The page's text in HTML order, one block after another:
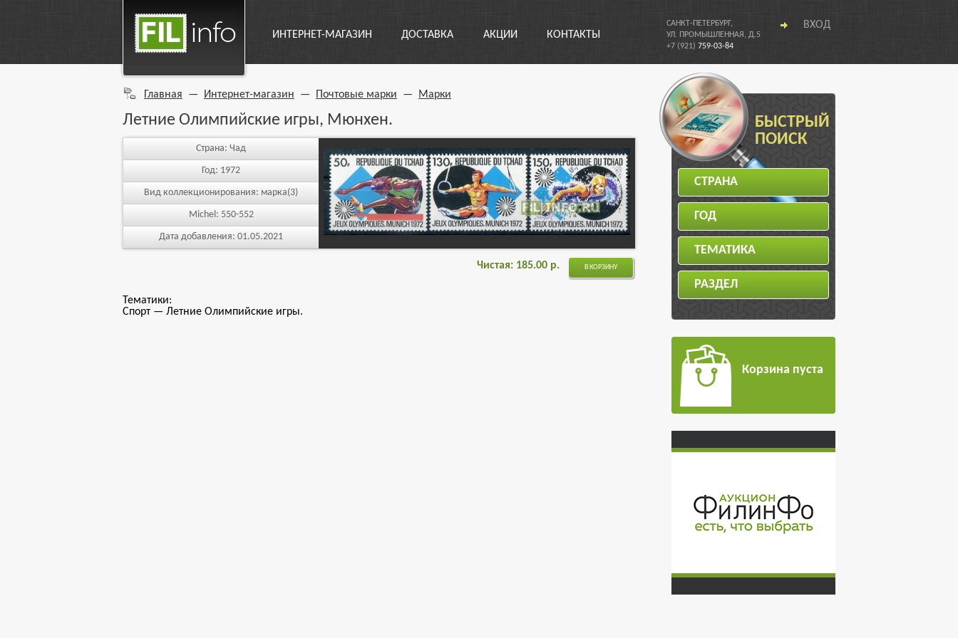
ИНТЕРНЕТ-МАГАЗИН ДОСТАВКА АКЦИИ КОНТАКТЫ
ВХОД
САНКТ-ПЕТЕРБУРГ,
УЛ. ПРОМЫШЛЕННАЯ, Д.5
+7 (921) 759-03-84
Главная — Интернет-магазин — Почтовые марки — Марки
Летние Олимпийские игры, Мюнхен.
Страна: Чад
Год: 1972
Вид коллекционирования: марка(3)
Michel: 550-552
Дата добавления: 01.05.2021
В КОРЗИНУ
Чистая: 185.00 р.
Тематики:
Спорт — Летние Олимпийские игры.
БЫСТРЫЙ
ПОИСК
СТРАНА
ГОД
ТЕМАТИКА
РАЗДЕЛ
Корзина пуста